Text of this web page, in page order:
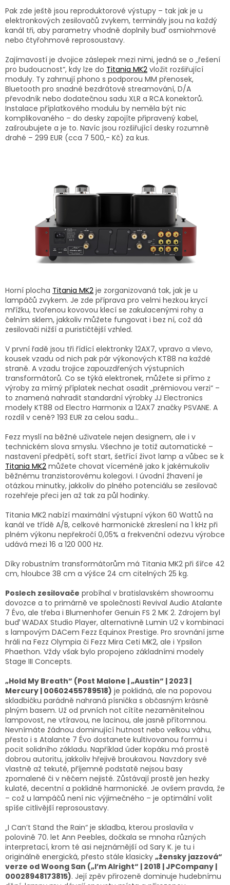
Pak zde ještě jsou reproduktorové výstupy – tak jak je u
elektronkových zesilovačů zvykem, terminály jsou na každý
kanál tři, aby parametry vhodně doplnily buď osmiohmové
nebo čtyřohmové reprosoustavy.
Zajímavostí je dvojice záslepek mezi nimi, jedná se o „řešení
pro budoucnost“, kdy lze do Titania MK2 vložit rozšiřující
moduly. Ty zahrnují phono s podporou MM přenosek,
Bluetooth pro snadné bezdrátové streamování, D/A
převodník nebo dodatečnou sadu XLR a RCA konektorů.
Instalace příplatkového modulu by neměla být nic
komplikovaného – do desky zapojíte připravený kabel,
zašroubujete a je to. Navíc jsou rozšiřující desky rozumně
drahé – 299 EUR (cca 7 500,- Kč) za kus.
Horní plocha Titania MK2 je zorganizovaná tak, jak je u
lampáčů zvykem. Je zde příprava pro velmi hezkou krycí
mřížku, tvořenou kovovou klecí se zakulacenými rohy a
čelním sklem, jakkoliv můžete fungovat i bez ní, což dá
zesilovači nižší a purističtější vzhled.
V první řadě jsou tři řídící elektronky 12AX7, vpravo a vlevo,
kousek vzadu od nich pak pár výkonových KT88 na každé
straně. A vzadu trojice zapouzdřených výstupních
transformátorů. Co se týká elektronek, můžete si přímo z
výroby za mírný příplatek nechat osadit „prémiovou verzi“ –
to znamená nahradit standardní výrobky JJ Electronics
modely KT88 od Electro Harmonix a 12AX7 značky PSVANE. A
rozdíl v ceně? 193 EUR za celou sadu…
Fezz myslí na běžné uživatele nejen designem, ale i v
technickém slova smyslu. Všechno je totiž automatické –
nastavení předpětí, soft start, šetřící život lamp a vůbec se k
Titania MK2 můžete chovat víceméně jako k jakémukoliv
běžnému tranzistorovému kolegovi. I úvodní žhavení je
otázkou minutky, jakkoliv do plného potenciálu se zesilovač
rozehřeje přeci jen až tak za půl hodinky.
Titania MK2 nabízí maximální výstupní výkon 60 Wattů na
kanál ve třídě A/B, celkové harmonické zkreslení na 1 kHz při
plném výkonu nepřekročí 0,05% a frekvenční odezvu výrobce
udává mezi 16 a 120 000 Hz.
Díky robustním transformátorům má Titania MK2 při šířce 42
cm, hloubce 38 cm a výšce 24 cm citelných 25 kg.
Poslech zesilovače probíhal v bratislavském showroomu
dovozce a to primárně ve společnosti Revival Audio Atalante
7 Évo, ale třeba i Blumenhofer Genuin FS 2 MK 2. Zdrojem byl
buď WADAX Studio Player, alternativně Lumin U2 v kombinaci
s lampovým DACem Fezz Equinox Prestige. Pro srovnání jsme
hráli na Fezz Olympia či Fezz Mira Ceti MK2, ale i Ypsilon
Phaethon. Vždy však bylo propojeno základními modely
Stage III Concepts.
„Hold My Breath“ (Post Malone | „Austin“ | 2023 |
Mercury | 00602455789518) je poklidná, ale na popovou
skladbičku parádně nahraná písnička s občasným krásně
plným basem. Už od prvních not cítíte nezaměnitelnou
lampovost, ne vtíravou, ne lacinou, ale jasně přítomnou.
Nevnímáte žádnou dominující hutnost nebo velkou váhu,
přesto i s Atalante 7 Évo dostanete kultivovanou formu i
pocit solidního základu. Například úder kopáku má prostě
dobrou autoritu, jakkoliv hřejivě broukavou. Navzdory své
vlastně až tekuté, příjemné podstatě nejsou basy
zpomalené či v něčem nejisté. Zůstávají prostě jen hezky
kulaté, decentní a poklidně harmonické. Je ovšem pravda, že
– což u lampáčů není nic výjimečného – je optimální volit
spíše citlivější reprosoustavy.
„I Can’t Stand the Rain“ je skladba, kterou proslavila v
polovině 70. let Ann Peebles, dočkala se mnoha různých
interpretací, krom té asi nejznámější od Sary K. je tu i
originálně energická, přesto stále klasicky „žensky jazzová“
verze od Woong San („I’m Alright“ | 2018 | JPCompany |
00028948173815). Její zpěv přirozeně dominuje hudebnímu